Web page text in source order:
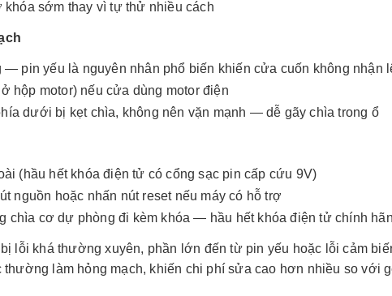
sớm thay vì tự thử nhiều cách
— pin yếu là nguyên nhân phổ biến khiến cửa cuốn không nhận
hộp motor) nếu cửa dùng motor điện
dưới bị kẹt chìa, không nên vặn mạnh — dễ gãy chìa trong ổ
(hầu hết khóa điện tử có cổng sạc pin cấp cứu 9V)
nguồn hoặc nhấn nút reset nếu máy có hỗ trợ
chìa cơ dự phòng đi kèm khóa — hầu hết khóa điện tử chính
lỗi khá thường xuyên, phần lớn đến từ pin yếu hoặc lỗi cảm
làm hỏng mạch, khiến chi phí sửa cao hơn nhiều so với